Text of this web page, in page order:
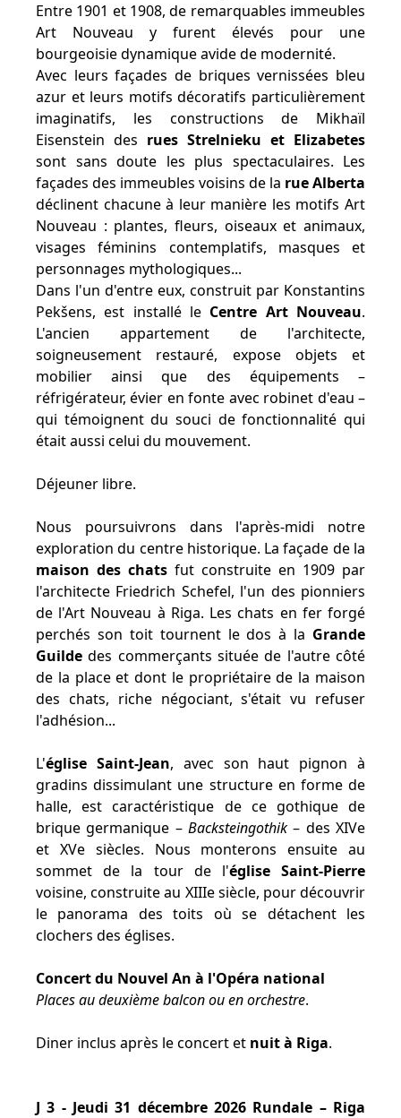
Entre 1901 et 1908, de remarquables immeubles
Art Nouveau y furent élevés pour une
bourgeoisie dynamique avide de modernité.
Avec leurs façades de briques vernissées bleu
azur et leurs motifs décoratifs particulièrement
imaginatifs, les constructions de Mikhaïl
Eisenstein des rues Strelnieku et Elizabetes
sont sans doute les plus spectaculaires. Les
façades des immeubles voisins de la rue Alberta
déclinent chacune à leur manière les motifs Art
Nouveau : plantes, fleurs, oiseaux et animaux,
visages féminins contemplatifs, masques et
personnages mythologiques...
Dans l'un d'entre eux, construit par Konstantins
Pekšens, est installé le Centre Art Nouveau.
L'ancien appartement de l'architecte,
soigneusement restauré, expose objets et
mobilier ainsi que des équipements –
réfrigérateur, évier en fonte avec robinet d'eau –
qui témoignent du souci de fonctionnalité qui
était aussi celui du mouvement.
Déjeuner libre.
Nous poursuivrons dans l'après-midi notre
exploration du centre historique. La façade de la
maison des chats fut construite en 1909 par
l'architecte Friedrich Schefel, l'un des pionniers
de l'Art Nouveau à Riga. Les chats en fer forgé
perchés son toit tournent le dos à la Grande
Guilde des commerçants située de l'autre côté
de la place et dont le propriétaire de la maison
des chats, riche négociant, s'était vu refuser
l'adhésion...
L'église Saint-Jean, avec son haut pignon à
gradins dissimulant une structure en forme de
halle, est caractéristique de ce gothique de
brique germanique – Backsteingothik – des XIVe
et XVe siècles. Nous monterons ensuite au
sommet de la tour de l'église Saint-Pierre
voisine, construite au XIIIe siècle, pour découvrir
le panorama des toits où se détachent les
clochers des églises.
Concert du Nouvel An à l'Opéra national
Places au deuxième balcon ou en orchestre.
Diner inclus après le concert et nuit à Riga.
J 3 - Jeudi 31 décembre 2026 Rundale – Riga